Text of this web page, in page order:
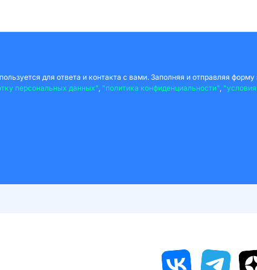
для ответа и контакта с вами. Заполняя и отправляя
персональных данных" "политика конфиденциальности"